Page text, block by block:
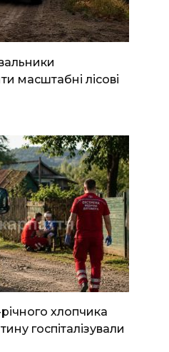
масштабні лісові
хлопчика
госпіталізували